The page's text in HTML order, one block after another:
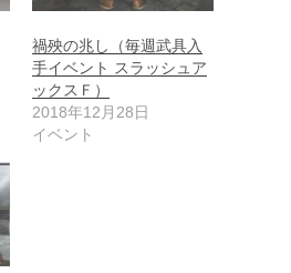
禍殃の兆し（毎週武具入
手イベント スラッシュア
ックスＦ）
2018年12月28日
イベント